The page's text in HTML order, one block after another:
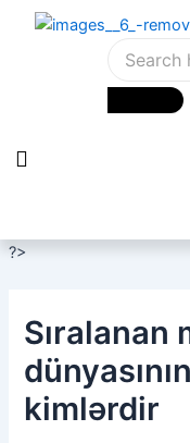
?>
Sıralanan
kimlərdir
Post
navigation